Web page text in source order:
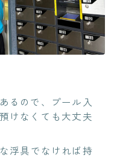
るので、プール入
けなくても大丈夫
浮具でなければ持